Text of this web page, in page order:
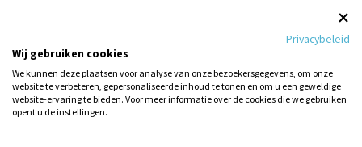
1 2
Privacybeleid
Wij gebruiken cookies
We kunnen deze plaatsen voor analyse van onze bezoekersgegevens, om onze
website te verbeteren, gepersonaliseerde inhoud te tonen en om u een geweldige
website-ervaring te bieden. Voor meer informatie over de cookies die we gebruiken
opent u de instellingen.